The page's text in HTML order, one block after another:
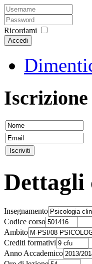
Ricordami
Accedi
Dettagli
Insegnamento
Codice corso
Ambito
Crediti formativi
Anno Accademico